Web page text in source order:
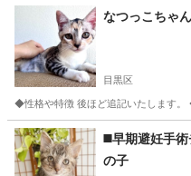
東京 目黒区 去勢手術
目黒区
◆性格や特徴 後ほど追記いたします。
東京 目黒区 猫 去勢手術
◼️早期避妊手
の子